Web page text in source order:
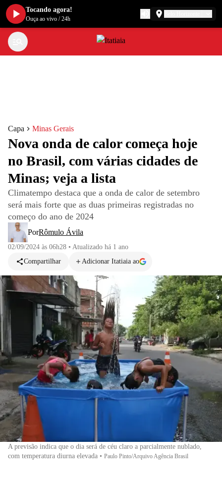
Capa Minas Gerais
Nova onda de calor começa hoje
no Brasil, com várias cidades de
Minas; veja a lista
Climatempo destaca que a onda de calor de setembro
será mais forte que as duas primeiras registradas no
começo do ano de 2024
PorRômulo Ávila
02/09/2024 às 06h28 • Atualizado há 1 ano
Compartilhar
Adicionar Itatiaia ao
A previsão indica que o dia será de céu claro a parcialmente nublado,
com temperatura diurna elevada • Paulo Pinto/Arquivo Agência Brasil
Tocando agora!
Ouça ao vivo /24h